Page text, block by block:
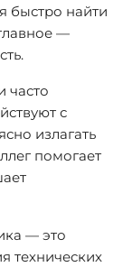
быстро найти
—
часто
с
излагать
помогает
— это
технических